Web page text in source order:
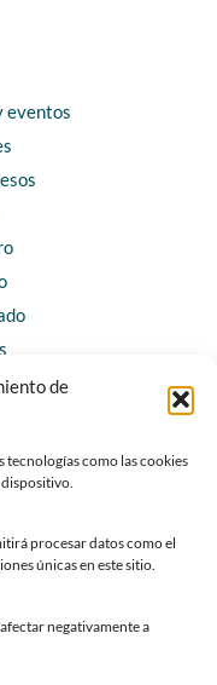
de
tecnologías como las cookies
procesar datos como el
únicas en este sitio.
negativamente a
eventos
Siero